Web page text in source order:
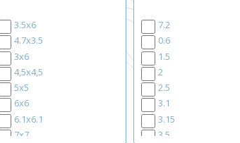
3.5x6
4.7x3.5
3x6
4,5x4,5
5x5
6x6
6.1x6.1
7x7
7.2
0.6
1.5
2
2.5
3.1
3.15
3.5